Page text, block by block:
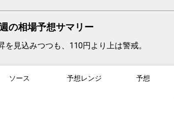
の相場予想サマリー
を見込みつつも、110円より上は警戒。
ソース 予想レンジ 予想